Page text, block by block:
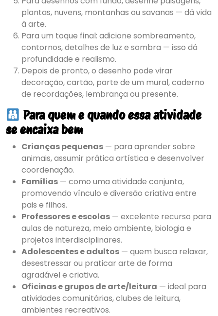
plantas, nuvens, montanhas ou savanas — dá vida
à arte.
Para um toque final: adicione sombreamento,
contornos, detalhes de luz e sombra — isso dá
profundidade e realismo.
Depois de pronto, o desenho pode virar
decoração, cartão, parte de um mural, caderno
de recordações, lembrança ou presente.
Para quem e quando essa atividade
se encaixa bem
Crianças pequenas — para aprender sobre
animais, assumir prática artística e desenvolver
coordenação.
Famílias — como uma atividade conjunta,
promovendo vínculo e diversão criativa entre
pais e filhos.
Professores e escolas — excelente recurso para
aulas de natureza, meio ambiente, biologia e
projetos interdisciplinares.
Adolescentes e adultos — quem busca relaxar,
desestressar ou praticar arte de forma
agradável e criativa.
Oficinas e grupos de arte/leitura — ideal para
atividades comunitárias, clubes de leitura,
ambientes recreativos.